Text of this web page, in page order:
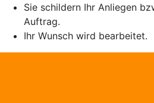
Sie schildern Ihr Anliegen
Auftrag.
Ihr Wunsch wird bearbeitet.